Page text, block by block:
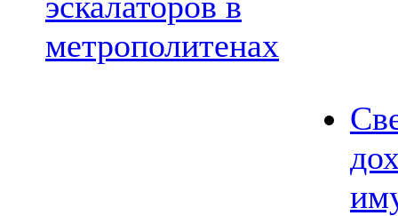
метрополитенах